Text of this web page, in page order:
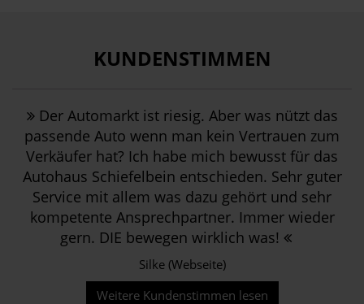
KUNDENSTIMMEN
Der Automarkt ist riesig. Aber was nützt das
passende Auto wenn man kein Vertrauen zum
Verkäufer hat? Ich habe mich bewusst für das
Autohaus Schiefelbein entschieden. Sehr guter
Service mit allem was dazu gehört und sehr
kompetente Ansprechpartner. Immer wieder
gern. DIE bewegen wirklich was!
Silke (Webseite)
Weitere Kundenstimmen lesen